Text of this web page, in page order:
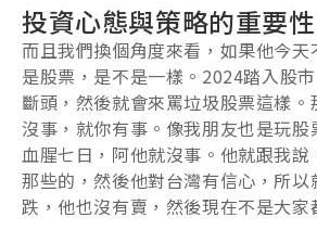
投資心態與策略的重要性
而且我們換個角度來看，如果他今
是股票，是不是一樣。2024踏入股
斷頭，然後就會來罵垃圾股票這樣
沒事，就你有事。像我朋友也是玩股
血腥七日，阿他就沒事。他就跟我說
那些的，然後他對台灣有信心，所以
跌，他也沒有賣，然後現在不是大家